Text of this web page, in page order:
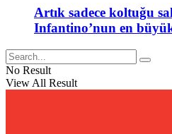
Artık sadece koltuğu
Infantino’nun en büyük
No Result
View All Result